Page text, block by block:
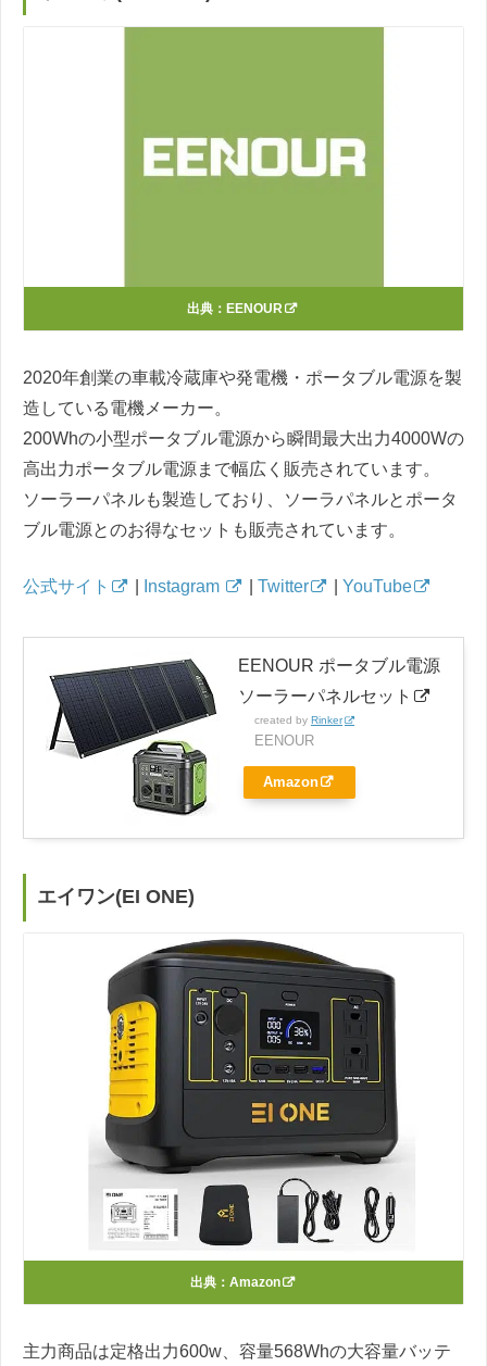
出典： EENOUR
2020年創業の車載冷蔵庫や発電機・ポータブル電源を製
造している電機メーカー。
200Whの小型ポータブル電源から瞬間最大出力4000Wの
高出力ポータブル電源まで幅広く販売されています。
ソーラーパネルも製造しており、ソーラパネルとポータ
ブル電源とのお得なセットも販売されています。
公式サイト Instagram Twitter YouTube
EENOUR ポータブル電源
ソーラーパネルセット
created by Rinker
EENOUR
Amazon
エイワン(EI ONE)
出典： Amazon
主力商品は定格出力600w、容量568Whの大容量バッテ